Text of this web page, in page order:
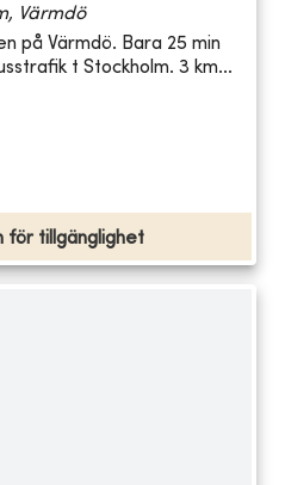
Värmdö
på Värmdö. Bara 25 min
t Stockholm. 3 km...
för tillgänglighet